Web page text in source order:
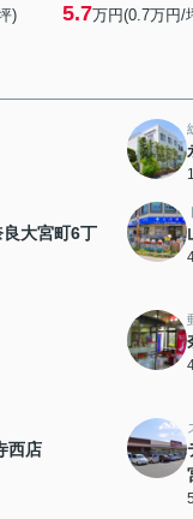
) 5.7万円(0.7万円/
大宮町6丁
西店